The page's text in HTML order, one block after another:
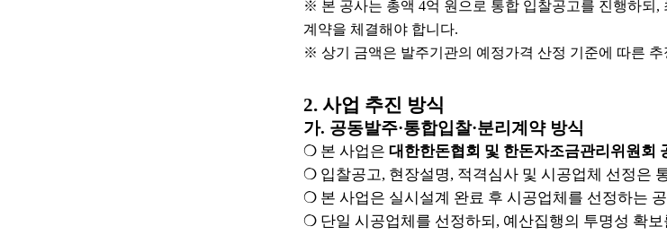
※ 본 공사는 총액 4억 원으로 통합 입찰공고를 진행하되 ,
계약을 체결해야 합니다.
※ 상기 금액은 발주기관의 예정가격 산정 기준에 따른 추
2. 사업 추진 방식
가. 공동발주·통합입찰·분리계약 방식
❍ 본 사업은 대한한돈협회 및 한돈자조금관리위원회
❍ 입찰공고, 현장설명, 적격심사 및 시공업체 선정은
❍ 본 사업은 실시설계 완료 후 시공업체를 선정하는
❍ 단일 시공업체를 선정하되 , 예산집행의 투명성 확